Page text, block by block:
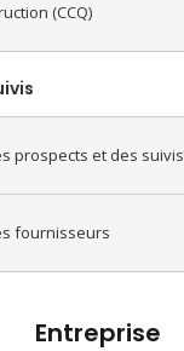
(CCQ)
prospects et des suivis
fournisseurs
Entreprise